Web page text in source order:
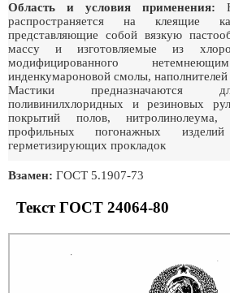
Область и условия применения:
распространяется на клеящие
представляющие собой вязкую
массу и изготовляемые из
модифицированного
инденкумароновой смолы, наполнителей
Мастики предназначаются
поливинилхлоридных и резиновых
покрытий полов,
профильных погонажных
герметизирующих прокладок
Взамен: ГОСТ 5.1907-73
Текст ГОСТ 24064-80